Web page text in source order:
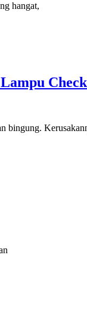
hangat,
bingung.